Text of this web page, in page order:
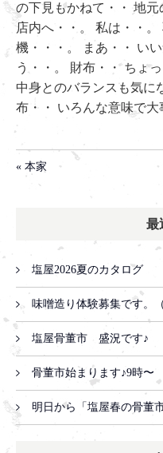
の下見もかねて・・ 地
店内へ・・。 私は・・
機・・・。 まあ・・ い
う・・。 財布・・ ちょ
中身とのバランスも気に
布・・ いろんな意味で大
« 本家
最
塩屋2026夏のカタログ
味噌造り体験募集です。
塩屋骨董市 盛況です♪
骨董市始まります♪9時〜
明日から「塩屋春の骨董